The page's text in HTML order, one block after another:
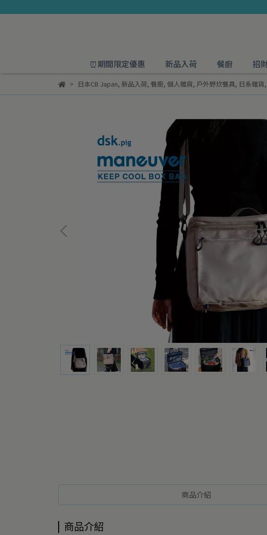
⏰期間限定優惠 新品入荷 餐廚 招
日本CB Japan, 新品入荷, 餐廚, 個人雜貨, 戶外野炊餐具, 日系雜貨,
商品介紹
商品介紹